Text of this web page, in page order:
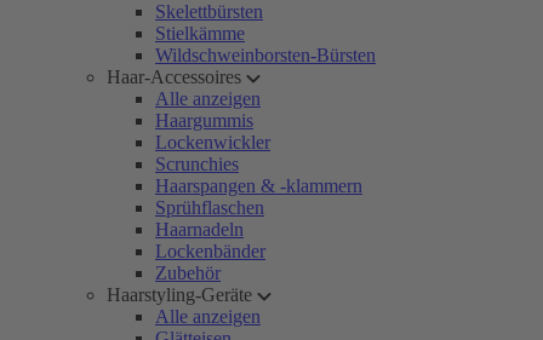
Skelettbürsten
Stielkämme
Wildschweinborsten-Bürsten
Haar-Accessoires
Alle anzeigen
Haargummis
Lockenwickler
Scrunchies
Haarspangen & -klammern
Sprühflaschen
Haarnadeln
Lockenbänder
Zubehör
Haarstyling-Geräte
Alle anzeigen